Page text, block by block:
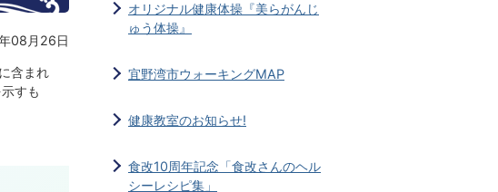
08月26日
含まれ
すも
オリジナル健康体操『美らがんじ
ゅう体操』
宜野湾市ウォーキングMAP
健康教室のお知らせ!
食改10周年記念「食改さんのヘル
シーレシピ集」